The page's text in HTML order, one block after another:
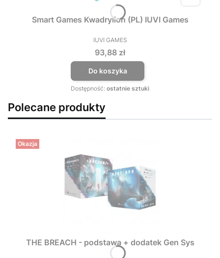
Smart Games Kwadrylion (PL) IUVI Games
PRODUCENT
IUVI GAMES
Cena
93,88 zł
Do koszyka
Dostępność: ostatnie sztuki
Polecane produkty
Okazja
THE BREACH - podstawa + dodatek Gen Sys